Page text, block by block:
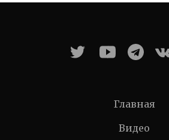
Главная
Видео